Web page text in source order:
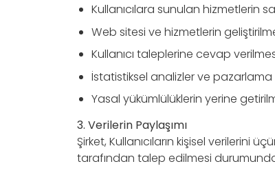
Kullanıcılara sunulan hizmetlerin
Web sitesi ve hizmetlerin
Kullanıcı taleplerine cevap
İstatistiksel analizler ve pazarlama
Yasal yükümlülüklerin yerine
3. Verilerin Paylaşımı
Şirket, Kullanıcıların kişisel
tarafından talep edilmesi